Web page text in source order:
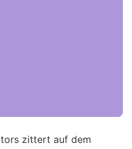
zittert auf dem